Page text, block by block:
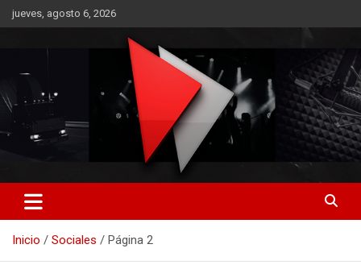
Saltar
al
jueves, agosto 6, 2026
RO CONTENIDOS
Inicio Sociales Página 2